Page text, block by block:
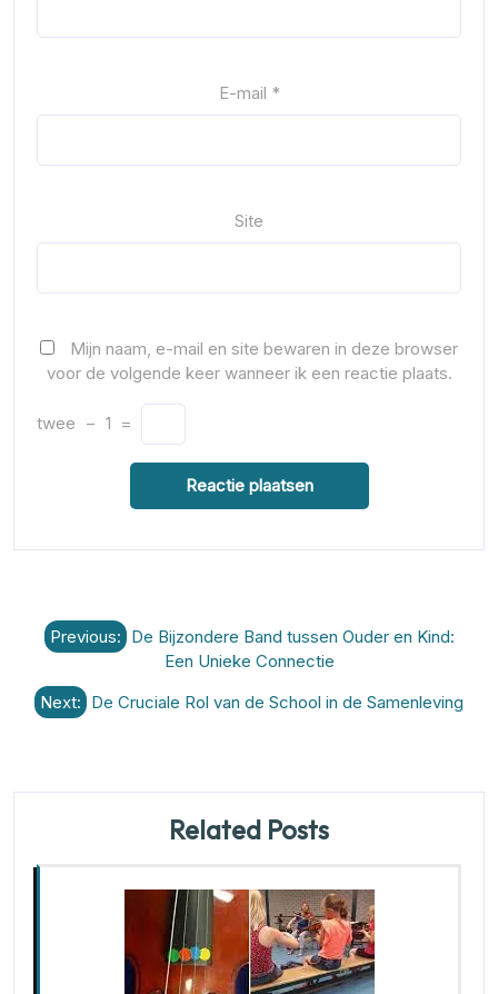
E-mail *
Site
Mijn naam, e-mail en site bewaren in deze browser
voor de volgende keer wanneer ik een reactie plaats.
twee − 1 =
Berichtnavigatie
Previous: De Bijzondere Band tussen Ouder en Kind:
Een Unieke Connectie
Next: De Cruciale Rol van de School in de Samenleving
Related Posts